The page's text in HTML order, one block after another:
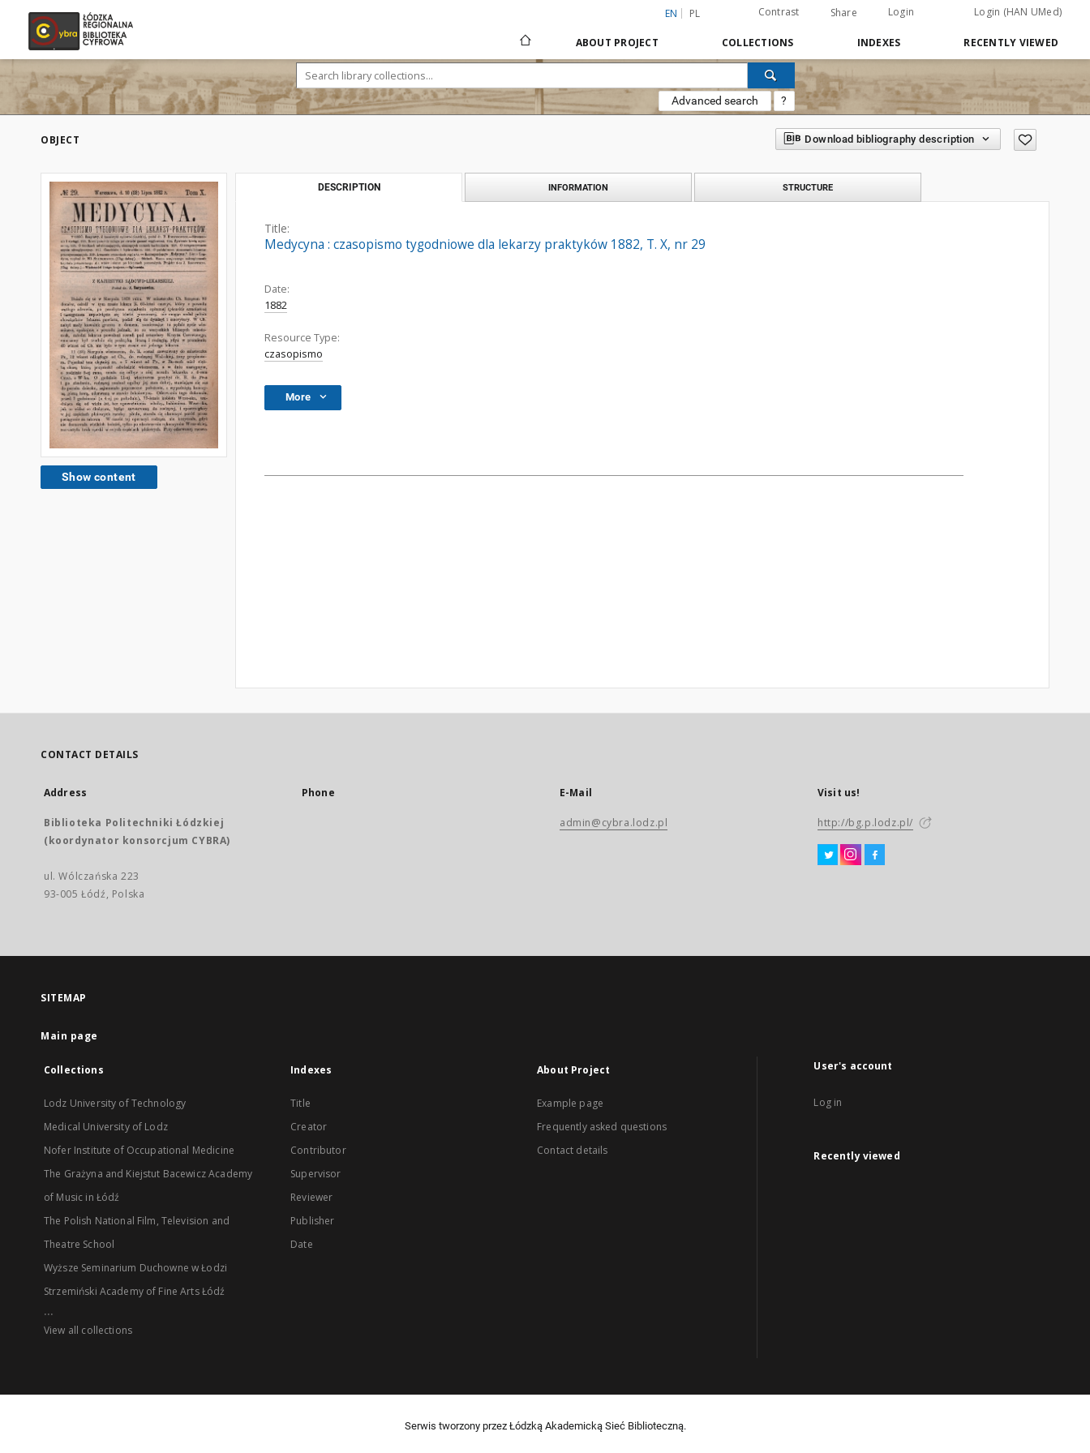
EN PL Contrast Share Login Login (HAN UMed)
ABOUT PROJECT COLLECTIONS INDEXES RECENTLY VIEWED
Advanced search ?
OBJECT Download bibliography description
Show content
DESCRIPTION INFORMATION STRUCTURE
Title:
Medycyna : czasopismo tygodniowe dla lekarzy praktyków 1882, T. X, nr 29
Date:
1882
Resource Type:
czasopismo
More
CONTACT DETAILS
Address
Biblioteka Politechniki Łódzkiej
(koordynator konsorcjum CYBRA)
ul. Wólczańska 223
93-005 Łódź, Polska
Phone E-Mail
admin@cybra.lodz.pl
Visit us!
http://bg.p.lodz.pl/
SITEMAP
Main page
Collections
Lodz University of Technology
Medical University of Lodz
Nofer Institute of Occupational Medicine
The Grażyna and Kiejstut Bacewicz Academy
of Music in Łódź
The Polish National Film, Television and
Theatre School
Wyższe Seminarium Duchowne w Łodzi
Strzemiński Academy of Fine Arts Łódź
...
View all collections
Indexes
Title
Creator
Contributor
Supervisor
Reviewer
Publisher
Date
About Project
Example page
Frequently asked questions
Contact details
User's account
Log in
Recently viewed
Serwis tworzony przez Łódzką Akademicką Sieć Biblioteczną.